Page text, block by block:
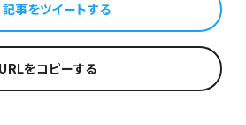
記事をツイートする
URLをコピーする